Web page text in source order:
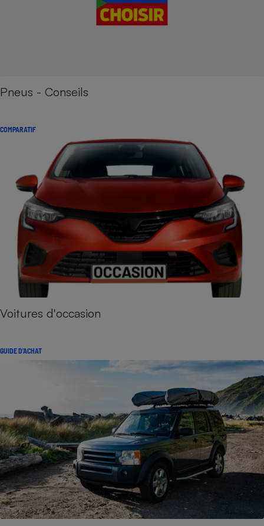
Pneus - Conseils
COMPARATIF
Voitures d'occasion
GUIDE D'ACHAT